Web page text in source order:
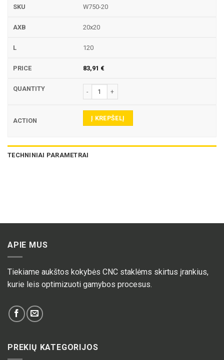
W750-20
20x20
120
83,91 €
produkto kiekis: W750 LAIKIKLIS
Į KREPŠELĮ
TECHNINIAI PARAMETRAI
APIE MUS
Tiekiame aukštos kokybės CNC staklėms skirtus įrankius,
kurie leis optimizuoti gamybos procesus.
PREKIŲ KATEGORIJOS